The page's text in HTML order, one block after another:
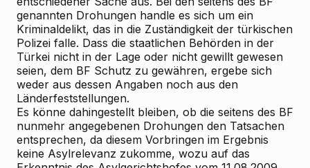
genannten Drohungen handle es sich um ein
Kriminaldelikt, das in die Zuständigkeit der türkischen
Polizei falle. Dass die staatlichen Behörden in der
Türkei nicht in der Lage oder nicht gewillt gewesen
seien, dem BF Schutz zu gewähren, ergebe sich
weder aus dessen Angaben noch aus den
Länderfeststellungen.
Es könne dahingestellt bleiben, ob die seitens des BF
nunmehr angegebenen Drohungen den Tatsachen
entsprechen, da diesem Vorbringen im Ergebnis
keine Asylrelevanz zukomme, wozu auf das